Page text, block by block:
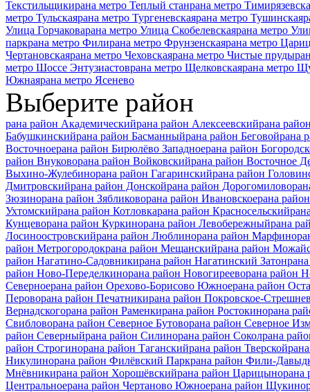
Текстильщикирана метро Теплый станрана метро
метро Тульскаярана метро Тургеневскаярана метро Тушинская
Улица Горчаковарана метро Улица Скобелевскаярана метро
паркрана метро Филирана метро Фрунзенскаярана метро
Чертановскаярана метро Чеховскаярана метро Чистые пруды
метро Шоссе Энтузиастоврана метро Щелковскаярана метро
Южнаярана метро Ясенево
Выберите район
рана район Академическийрана район Алексеевскийрана
Бабушкинскийрана район Басманныйрана район Беговойрана
Восточноерана район Бирюлёво Западноерана район
район Внуковорана район Войковскийрана район Восточное
Выхино-Жулебинорана район Гагаринскийрана район
Дмитровскийрана район Донскойрана район Дорогомилово
Зюзинорана район Зябликоворана район Ивановскоерана
Ухтомскийрана район Котловкарана район Красносельский
Кунцеворана район Куркинорана район Левобережныйрана
Лосиноостровскийрана район Люблинорана район Марфино
район Метрогородокрана район Мещанскийрана район
район Нагатино-Садовникирана район Нагатинский Затон
район Ново-Переделкинорана район Новогирееворана район
Северноерана район Орехово-Борисово Южноерана район
Пероворана район Печатникирана район Покровское-
Вернадскогорана район Раменкирана район Ростокинорана
Свибловорана район Северное Бутоворана район Северное
район Северныйрана район Силинорана район Соколрана
район Строгинорана район Таганскийрана район Тверской
Никулинорана район Филёвский Паркрана район Фили-
Мнёвникирана район Хорошёвскийрана район Царицынорана
Центральноерана район Чертаново Южноерана район Щукино